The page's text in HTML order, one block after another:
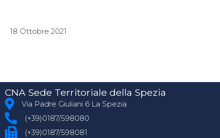
18 Ottobre 2021
CNA Sede Territoriale della Spezia
Via Padre Giuliani 6 La Spezia
(+39)0187/598080
(+39)0187/598081